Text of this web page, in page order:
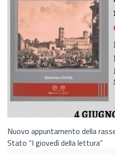
Nuovo appuntamento della
Stato “I giovedì della lettura”